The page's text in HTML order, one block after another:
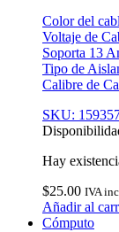
Color del
Voltaje de
Soporta 13
Tipo de
Calibre de
SKU:
Hay
$25.00 IVA
Añadir al
Cómputo